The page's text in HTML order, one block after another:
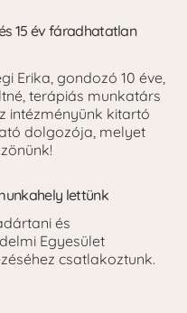
15 év fáradhatatlan
Erika, gondozó 10 éve,
terápiás munkatárs
intézményünk kitartó
dolgozója, melyet
lettünk
és
Egyesület
csatlakoztunk.